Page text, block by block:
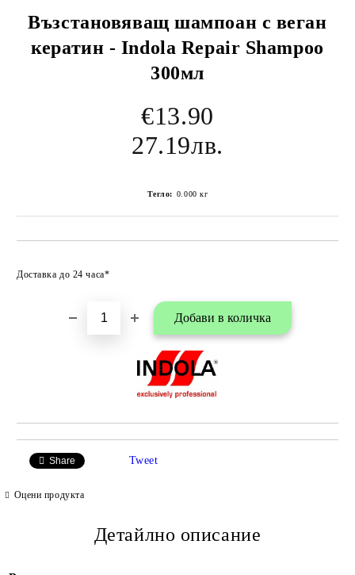
Възстановяващ шампоан с веган
кератин - Indola Repair Shampoo
300мл
€13.90
27.19лв.
Тегло: 0.000 кг
Доставка до 24 часа*
Share Tweet
Оцени продукта
Детайлно описание